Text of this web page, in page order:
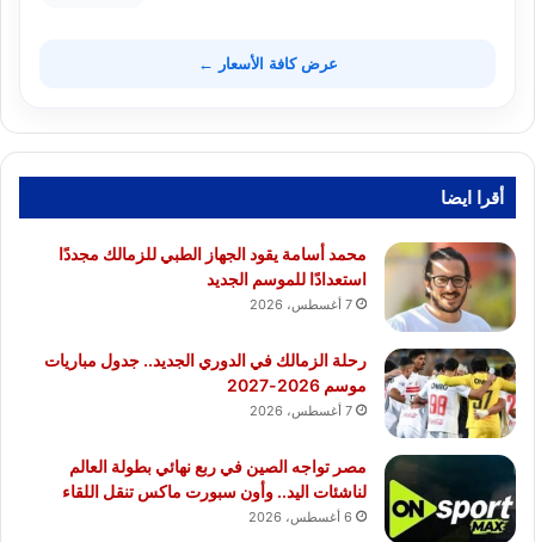
عرض كافة الأسعار ←
أقرا ايضا
محمد أسامة يقود الجهاز الطبي للزمالك مجددًا
استعدادًا للموسم الجديد
7 أغسطس، 2026
رحلة الزمالك في الدوري الجديد.. جدول مباريات
موسم 2026-2027
7 أغسطس، 2026
مصر تواجه الصين في ربع نهائي بطولة العالم
لناشئات اليد.. وأون سبورت ماكس تنقل اللقاء
6 أغسطس، 2026